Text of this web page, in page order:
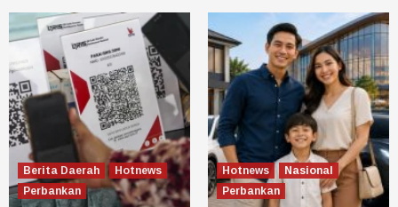
Berita Daerah
Hotnews
Perbankan
Hotnews
Nasional
Perbankan